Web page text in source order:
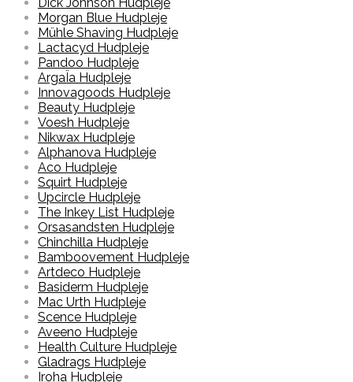
Morgan Blue Hudpleje
Mühle Shaving Hudpleje
Lactacyd Hudpleje
Pandoo Hudpleje
ArgaÏa Hudpleje
Innovagoods Hudpleje
Beauty Hudpleje
Voesh Hudpleje
Nikwax Hudpleje
Alphanova Hudpleje
Aco Hudpleje
Squirt Hudpleje
Upcircle Hudpleje
The Inkey List Hudpleje
Orsasandsten Hudpleje
Chinchilla Hudpleje
Bamboovement Hudpleje
Artdeco Hudpleje
Basiderm Hudpleje
Mac Urth Hudpleje
Scence Hudpleje
Aveeno Hudpleje
Health Culture Hudpleje
Gladrags Hudpleje
Iroha Hudpleje